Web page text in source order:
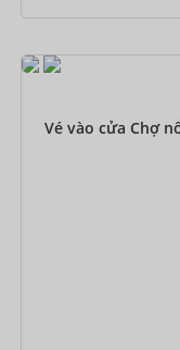
Vé vào cửa Chợ